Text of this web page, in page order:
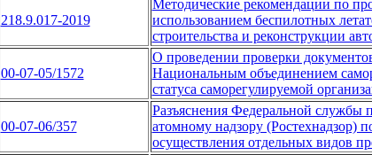
218.9.017-2019
Методические рекомендации по
использованием беспилотных
строительства и реконструкции
00-07-05/1572
О проведении проверки
Национальным объединением
статуса саморегулируемой
00-07-06/357
Разъяснения Федеральной службы
атомному надзору (Ростехнадзор)
осуществления отдельных видов